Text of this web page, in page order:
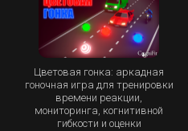
Цветовая гонка: аркадная
гоночная игра для тренировки
времени реакции,
мониторинга, когнитивной
гибкости и оценки